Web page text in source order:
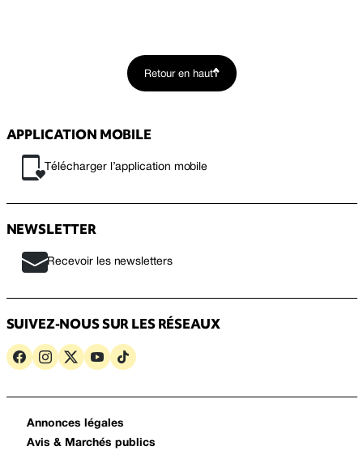
Retour en haut
APPLICATION MOBILE
Télécharger l’application mobile
NEWSLETTER
Recevoir les newsletters
SUIVEZ-NOUS SUR LES RÉSEAUX
Annonces légales
Avis & Marchés publics